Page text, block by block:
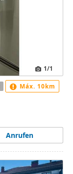
1/1
Anrufen
Máx. 10km